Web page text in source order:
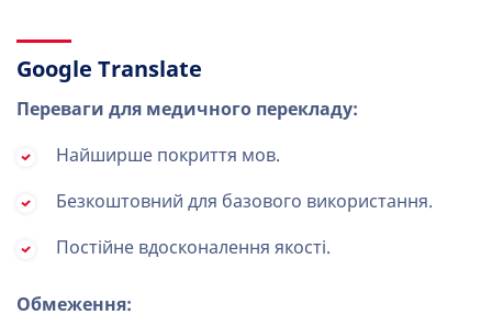
Google Translate
Переваги для медичного перекладу:
Найширше покриття мов.
Безкоштовний для базового використання.
Постійне вдосконалення якості.
Обмеження: